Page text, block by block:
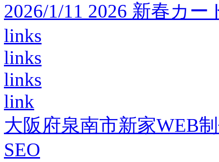
2026/1/11 2026 新春カ
links
links
links
link
大阪府泉南市新家WEB
SEO